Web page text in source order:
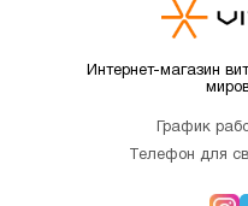
Интернет-магазин
График
Телефон для